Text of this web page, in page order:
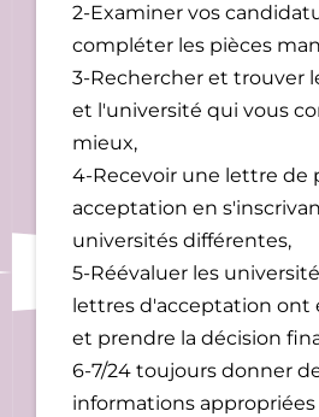
2-Examiner vos
compléter les pièces
3-Rechercher et trouver
et l'université qui vous
mieux,
4-Recevoir une lettre de
acceptation en
universités différentes,
5-Réévaluer les
lettres d'acceptation ont
et prendre la décision
6-7/24 toujours donner
informations